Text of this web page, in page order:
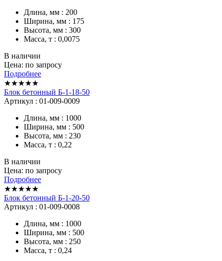
Длина, мм : 200
Ширина, мм : 175
Высота, мм : 300
Масса, т : 0,0075
В наличии
Цена: по запросу
Подробнее
★★★★★
Блок бетонный Б-1-18-50
Артикул : 01-009-0009
Длина, мм : 1000
Ширина, мм : 500
Высота, мм : 230
Масса, т : 0,22
В наличии
Цена: по запросу
Подробнее
★★★★★
Блок бетонный Б-1-20-50
Артикул : 01-009-0008
Длина, мм : 1000
Ширина, мм : 500
Высота, мм : 250
Масса, т : 0,24